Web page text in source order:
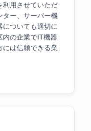
利用させていただ
ター、サーバー機
ついても適切に
内の企業でIT機器
には信頼できる業